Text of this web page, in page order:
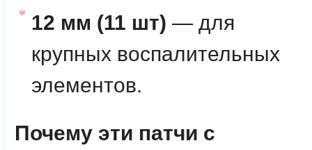
12 мм (11 шт) — для
крупных воспалительных
элементов.
Почему эти патчи с